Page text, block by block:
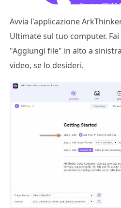
Per macOS
Avvia l'applicazione
Ultimate sul tuo computer.
"Aggiungi file" in alto a
video, se lo desideri.